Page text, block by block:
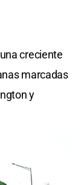
creciente
marcadas
y